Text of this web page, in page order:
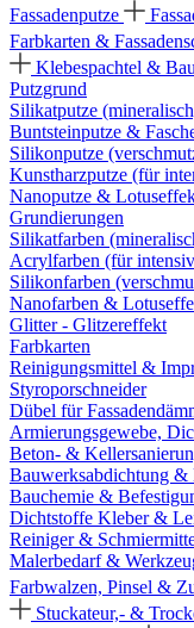
Fassadenputze
Farbkarten &
Klebespachtel &
Putzgrund
Silikatputze
Buntsteinputze &
Silikonputze
Kunstharzputze (für
Nanoputze &
Grundierungen
Silikatfarben
Acrylfarben (für
Silikonfarben
Nanofarben &
Glitter - Glitzereffekt
Farbkarten
Reinigungsmittel &
Styroporschneider
Dübel für
Armierungsgewebe,
Beton- &
Bauwerksabdichtung &
Bauchemie &
Dichtstoffe Kleber &
Reiniger &
Malerbedarf &
Farbwalzen, Pinsel &
Stuckateur,- &